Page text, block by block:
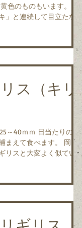
」と連続して目立たない
ス（キリ
40ｍｍ 日当たりのよ
まえて食べます。 岡山
リスと大変よく似ていま
より長いのに対して、腹